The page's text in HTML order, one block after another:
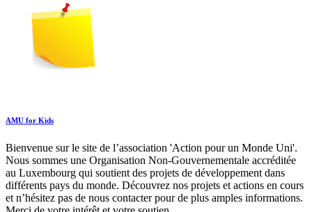
AMU for Kids
Bienvenue sur le site de l’association 'Action pour un Monde Uni'.
Nous sommes une Organisation Non-Gouvernementale accréditée
au Luxembourg qui soutient des projets de développement dans
différents pays du monde. Découvrez nos projets et actions en cours
et n’hésitez pas de nous contacter pour de plus amples informations.